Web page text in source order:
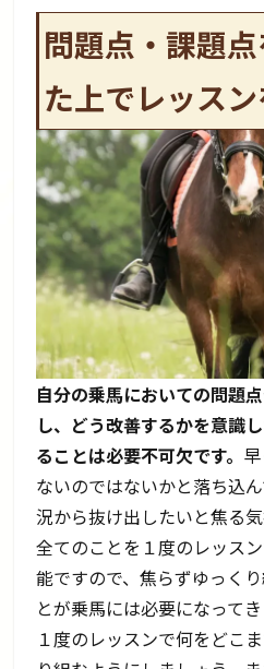
問題点・課題
た上でレッス
自分の乗馬においての問題
し、どう改善するかを意識
ることは必要不可欠です。
ないのではないかと落ち込
況から抜け出したいと焦る
全てのことを１度のレッス
能ですので、焦らずゆっく
とが乗馬には必要になってき
１度のレッスンで何をどこ